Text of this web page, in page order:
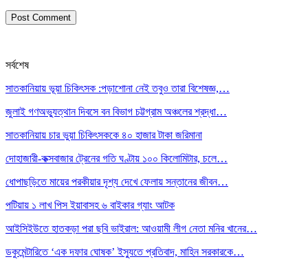
সর্বশেষ
সাতকানিয়ায় ভূয়া চিকিৎসক :পড়াশোনা নেই তবুও তারা বিশেষজ্ঞ,…
জুলাই গণঅভ্যুত্থান দিবসে বন বিভাগ চট্টগ্রাম অঞ্চলের শ্রদ্ধা…
সাতকানিয়ায় চার ভুয়া চিকিৎসককে ৪০ হাজার টাকা জরিমানা
দোহাজারী-কক্সবাজার ট্রেনের গতি ঘণ্টায় ১০০ কিলোমিটার, চলে…
ধোপাছড়িতে মায়ের পরকীয়ার দৃশ্য দেখে ফেলায় সন্তানের জীবন…
পটিয়ায় ১ লাখ পিস ইয়াবাসহ ৬ বাইকার গ্যাং আটক
আইসিইউতে হাতকড়া পরা ছবি ভাইরাল: আওয়ামী লীগ নেতা মনির খানের…
ডকুমেন্টারিতে ‘এক দফার ঘোষক’ ইস্যুতে প্রতিবাদ, মাহিন সরকারকে…